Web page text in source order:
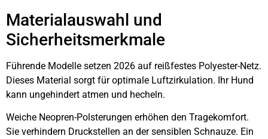
Materialauswahl und
Sicherheitsmerkmale
Führende Modelle setzen 2026 auf reißfestes Polyester-Netz.
Dieses Material sorgt für optimale Luftzirkulation. Ihr Hund
kann ungehindert atmen und hecheln.
Weiche Neopren-Polsterungen erhöhen den Tragekomfort.
Sie verhindern Druckstellen an der sensiblen Schnauze. Ein